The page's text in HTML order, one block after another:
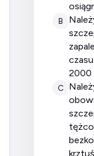
B
należy odroczyć podanie
2000
C
należy w ramach szczepień